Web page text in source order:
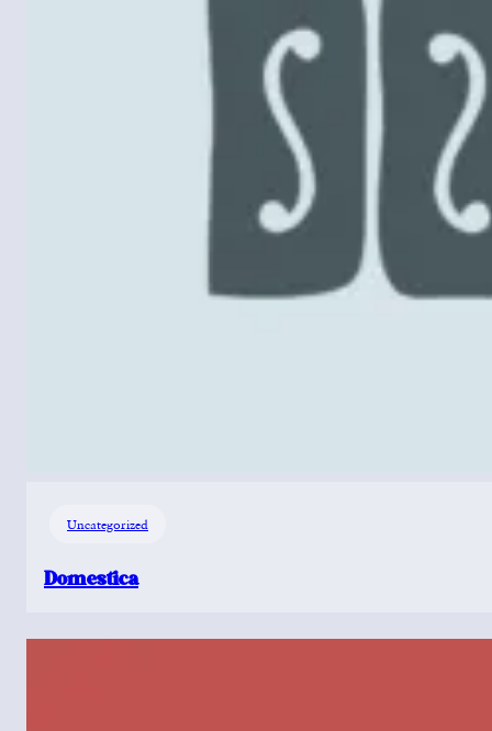
Uncategorized
Domestica